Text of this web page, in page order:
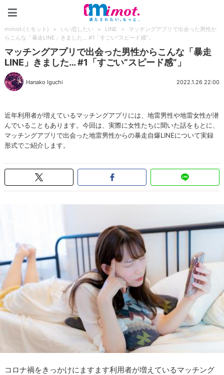
mimot.(ミモット) > いい恋したい > LINE >
マッチングアプリで出会った男性か
らこんな「暴走LINE」きました… #1「すごい“スピード感”」
マッチングアプリで出会った男性からこんな「暴走
LINE」きました… #1「すごい“スピード感”」
Hanako Iguchi 2022.1.26 22:00
近年利用者が増えているマッチングアプリには、地雷男性や地雷女性が潜
んでいることもあります。今回は、実際に女性たちに聞いた話をもとに、
マッチングアプリで出会った地雷男性からの暴走自爆LINEについて実録
形式でご紹介します。
コロナ禍をきっかけにますます利用者が増えているマッチング